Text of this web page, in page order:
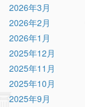
2026年3月
2026年2月
2026年1月
2025年12月
2025年11月
2025年10月
2025年9月